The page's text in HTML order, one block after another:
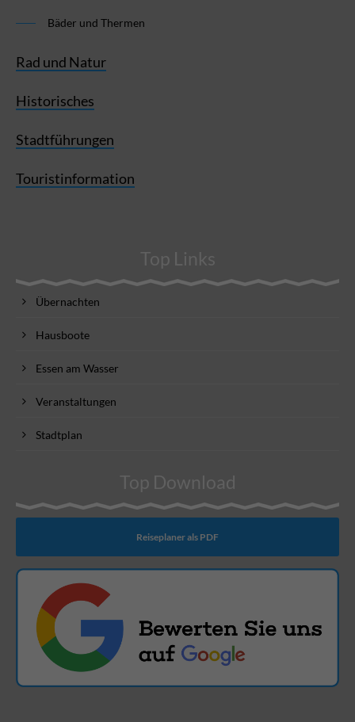
Bäder und Thermen
Rad und Natur
Historisches
Stadtführungen
Touristinformation
Top Links
Übernachten
Hausboote
Essen am Wasser
Veranstaltungen
Stadtplan
Top Download
Reiseplaner als PDF